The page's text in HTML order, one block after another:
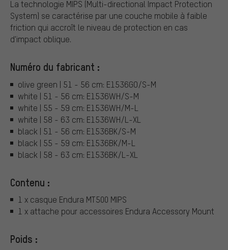
La technologie MIPS (Multi-directional Impact Protection
System) se caractérise par une couche mobile à faible
friction qui accroît le niveau de protection en cas
d'impact oblique.
Numéro du fabricant :
olive green | 51 - 56 cm: E1536GO/S-M
white | 51 - 56 cm: E1536WH/S-M
white | 55 - 59 cm: E1536WH/M-L
white | 58 - 63 cm: E1536WH/L-XL
black | 51 - 56 cm: E1536BK/S-M
black | 55 - 59 cm: E1536BK/M-L
black | 58 - 63 cm: E1536BK/L-XL
Contenu :
1 x casque Endura MT500 MIPS
1 x attache pour accessoires Endura Accessory Mount
Poids :